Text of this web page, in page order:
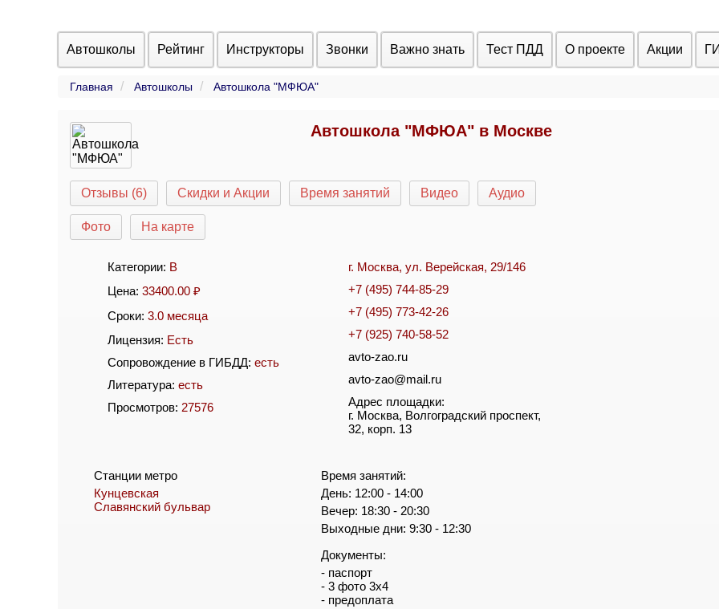
Автошколы Рейтинг Инструкторы Звонки Важно знать Тест ПДД О проекте Акции
Главная Автошколы Автошкола "МФЮА"
Автошкола "МФЮА" в Москве
Отзывы (6) Скидки и Акции Время занятий Видео Аудио
Фото На карте
Категории: B
Цена:33400.00 ₽
Сроки:3.0 месяца
Лицензия: Есть
Сопровождение в ГИБДД:есть
Литература:есть
Просмотров: 27576
г. Москва, ул. Верейская, 29/146
+7 (495) 744-85-29
+7 (495) 773-42-26
+7 (925) 740-58-52
avto-zao.ru
avto-zao@mail.ru
Адрес площадки:
г. Москва, Волгоградский проспект,
32, корп. 13
Станции метро
Кунцевская
Славянский бульвар
Время занятий:
День: 12:00 - 14:00
Вечер: 18:30 - 20:30
Выходные дни: 9:30 - 12:30
Документы:
- паспорт
- 3 фото 3х4
- предоплата